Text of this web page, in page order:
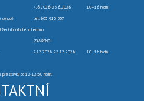
4.6.2026-25.6.2026 10–16 hodin
dohodě tel. 603 910 557
dohodnutého termínu.
ZAVŘENO
7.12.2026-22.12.2026 10–16 hodin
přestávku od 12-12:30 hodin.